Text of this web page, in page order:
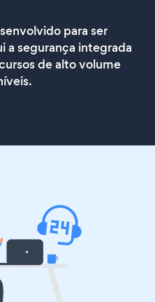
para ser
a segurança integrada
de alto volume